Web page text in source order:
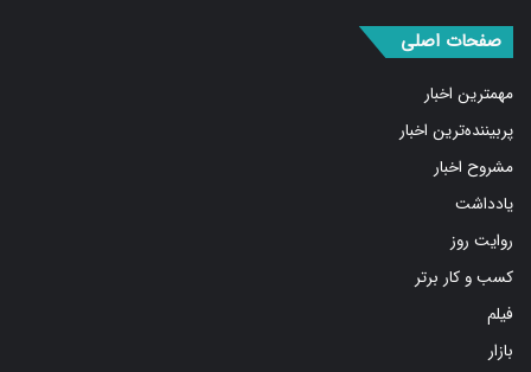
صفحات اصلی
مهمترین اخبار
پربیننده‌ترین اخبار
مشروح اخبار
یادداشت
روایت روز
کسب و کار برتر
فیلم
بازار